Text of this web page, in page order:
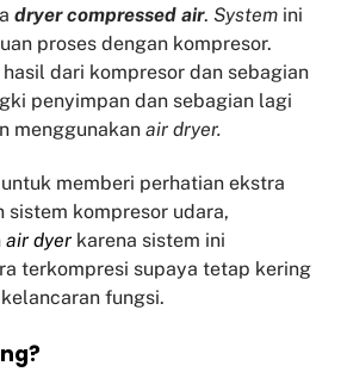
dryer compressed air.System ini
proses dengan kompresor.
dari kompresor dan sebagian
penyimpan dan sebagian lagi
menggunakanair dryer.
memberi perhatian ekstra
sistem kompresor udara,
air dyer karena sistem ini
terkompresi supaya tetap kering
fungsi.